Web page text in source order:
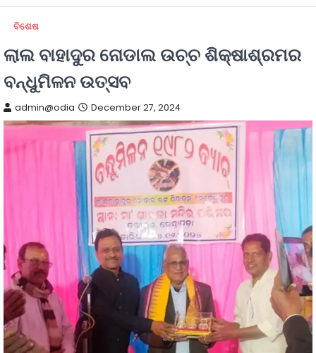
ବିଶେଷ
ଲାଲ ବାହାଦୁର ନୋଡାଲ ଉଚ୍ଚ ଶିକ୍ଷାଶ୍ରମର
ବନ୍ଧୁମିଳନ ଉତ୍ସବ
admin@odia December 27, 2024